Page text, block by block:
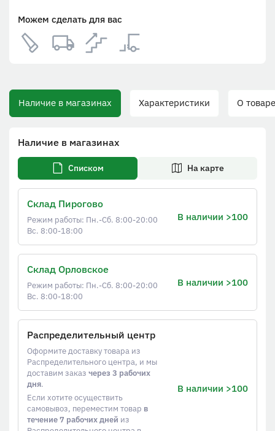
Можем сделать для вас
Наличие в магазинах Характеристики О товаре
Наличие в магазинах
Списком На карте
Склад Пирогово
Режим работы: Пн.-Сб. 8:00-20:00
Вс. 8:00-18:00
В наличии >100
Склад Орловское
Режим работы: Пн.-Сб. 8:00-20:00
Вс. 8:00-18:00
В наличии >100
Распределительный центр
Оформите доставку товара из
Распределительного центра, и мы
доставим заказ через 3 рабочих
дня.
Если хотите осуществить
самовывоз, переместим товар в
течение 7 рабочих дней из
В наличии >100